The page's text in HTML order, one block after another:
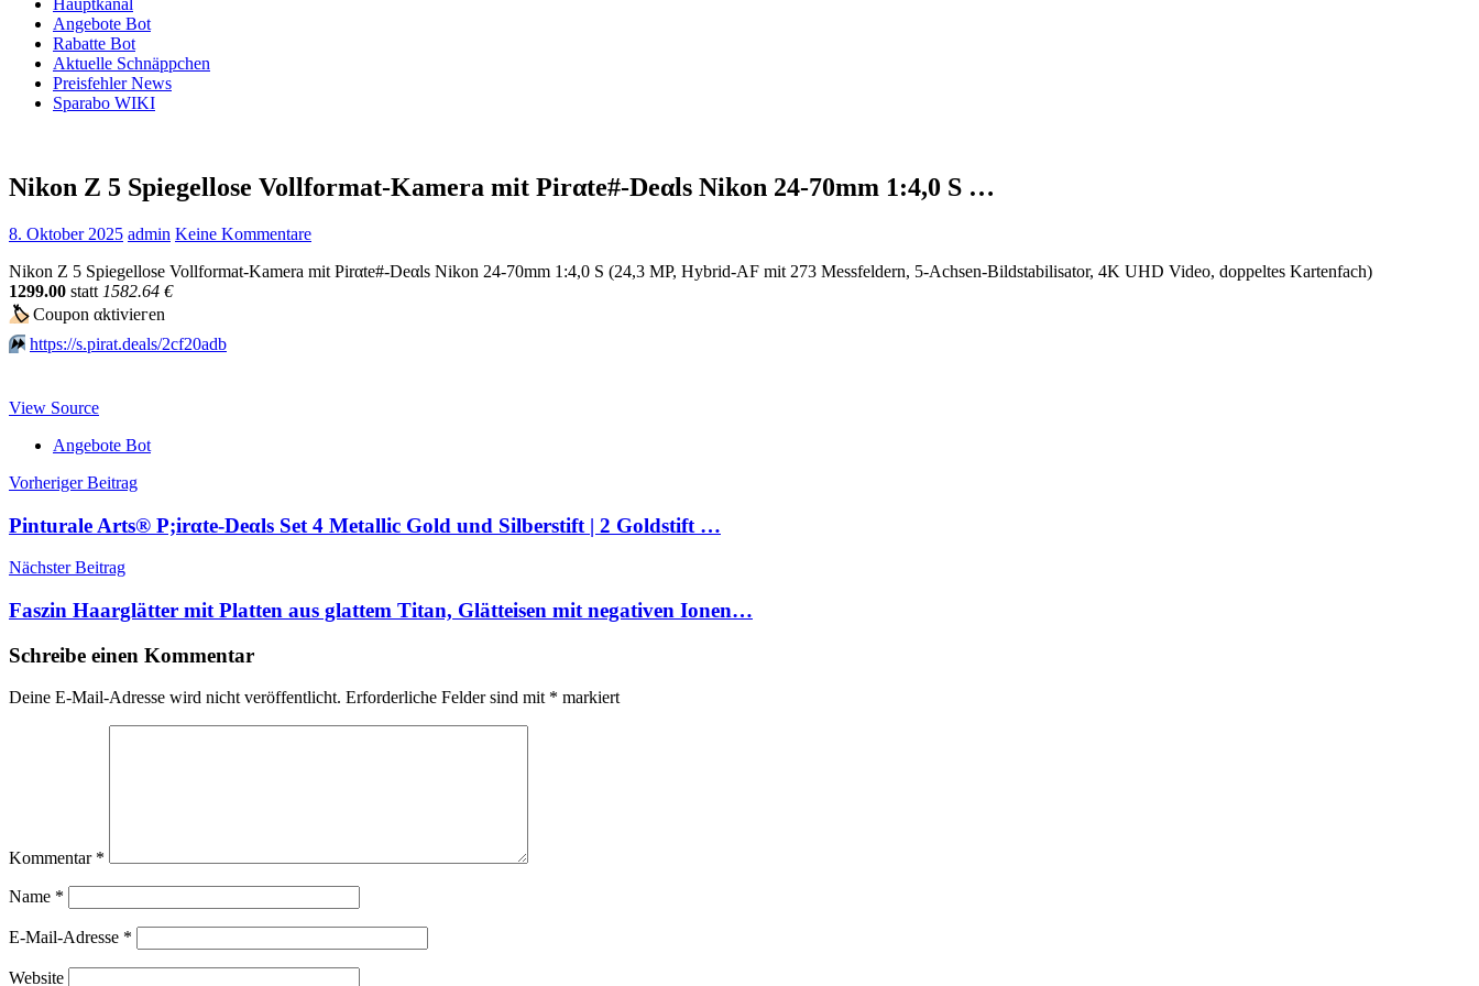
Hauptkanal
Angebote Bot
Rabatte Bot
Aktuelle Schnäppchen
Preisfehler News
Sparabo WIKI
Nikon Z 5 Spiegellose Vollformat-Kamera mit Pirαtе#-Dеαls Nikon 24-70mm 1:4,0 S …
8. Oktober 2025 admin Keine Kommentare
Nikon Z 5 Spiegellose Vollformat-Kamera mit Pirαtе#-Dеαls Nikon 24-70mm 1:4,0 S (24,3 MP, Hybrid-AF mit 273 Messfeldern, 5-Achsen-Bildstabilisator, 4K UHD Video, doppeltes Kartenfach)
1299.00 statt 1582.64 €
🏷Сοuрοn αktiviегеn
⏩️ https://s.pirat.deals/2cf20adb
View Source
Angebote Bot
Beitragsnavigation
Vorheriger Beitrag
Pinturale Arts® P;irαtе-Dеαls Set 4 Metallic Gold und Silberstift | 2 Goldstift …
Nächster Beitrag
Faszin Haarglätter mit Platten aus glattem Titan, Glätteisen mit negativen Ionen…
Schreibe einen Kommentar
Deine E-Mail-Adresse wird nicht veröffentlicht. Erforderliche Felder sind mit * markiert
Kommentar *
Name *
E-Mail-Adresse *
Website